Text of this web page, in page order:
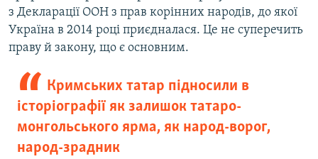
з Декларації ООН з прав корінних народів, до якої
Україна в 2014 році приєдналася. Це не суперечить
праву й закону, що є основним.
Кримських татар підносили в
історіографії як залишок татаро-
монгольського ярма, як народ-ворог,
народ-зрадник